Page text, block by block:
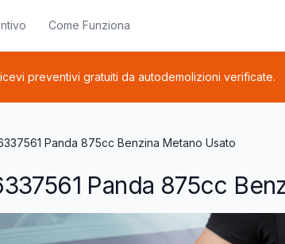
Come Funziona
preventivi gratuiti da autodemolizioni verificate.
Panda 875cc Benzina Metano Usato
Panda 875cc